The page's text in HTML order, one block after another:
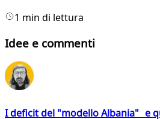
1 min di lettura
Idee e commenti
I deficit del "modello Albania" e